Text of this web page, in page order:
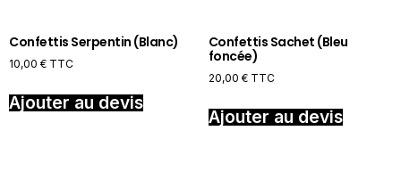
Confettis Serpentin (Blanc)
10,00 € TTC
Ajouter au devis
Confettis Sachet (Bleu
foncée)
20,00 € TTC
Ajouter au devis